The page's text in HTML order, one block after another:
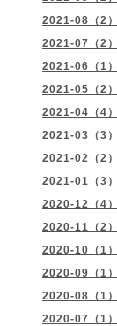
2021-08（2）
2021-07（2）
2021-06（1）
2021-05（2）
2021-04（4）
2021-03（3）
2021-02（2）
2021-01（3）
2020-12（4）
2020-11（2）
2020-10（1）
2020-09（1）
2020-08（1）
2020-07（1）